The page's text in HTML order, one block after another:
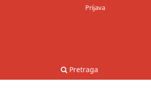
Pretraga
Prijava